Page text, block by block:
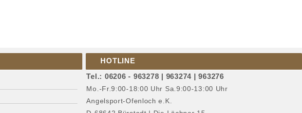
HOTLINE
Tel.: 06206 - 963278 | 963274 | 963276
Mo.-Fr.9:00-18:00 Uhr Sa.9:00-13:00 Uhr
Angelsport-Ofenloch e.K.